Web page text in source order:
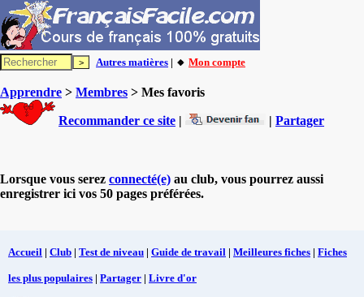
Autres matières | 🔸 Mon compte
Apprendre > Membres > Mes favoris
Recommander ce site | | Partager
Lorsque vous serez connecté(e) au club, vous pourrez aussi
enregistrer ici vos 50 pages préférées.
Accueil | Club | Test de niveau | Guide de travail | Meilleures fiches | Fiches
les plus populaires | Partager | Livre d'or